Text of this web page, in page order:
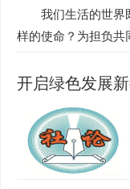
我们生活的世界
样的使命？为担负共
开启绿色发展